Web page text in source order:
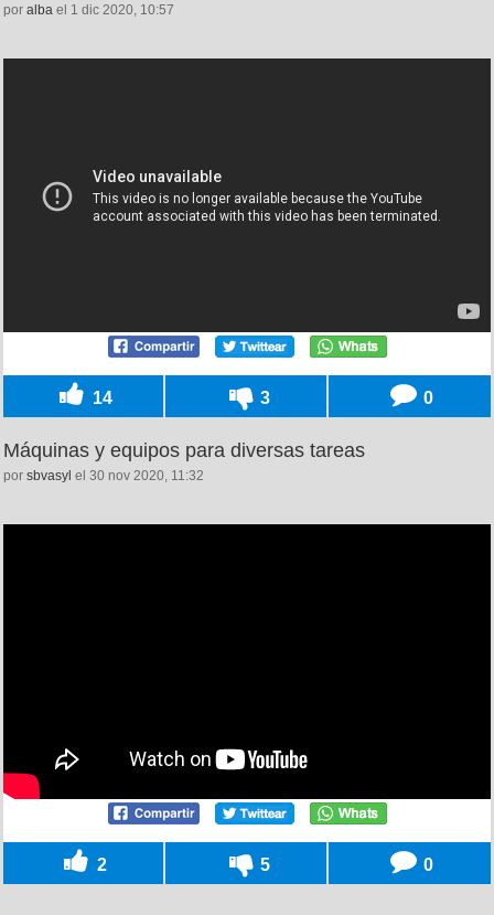
por alba el 1 dic 2020, 10:57
14 3 0
Máquinas y equipos para diversas tareas
por sbvasyl el 30 nov 2020, 11:32
2 5 0